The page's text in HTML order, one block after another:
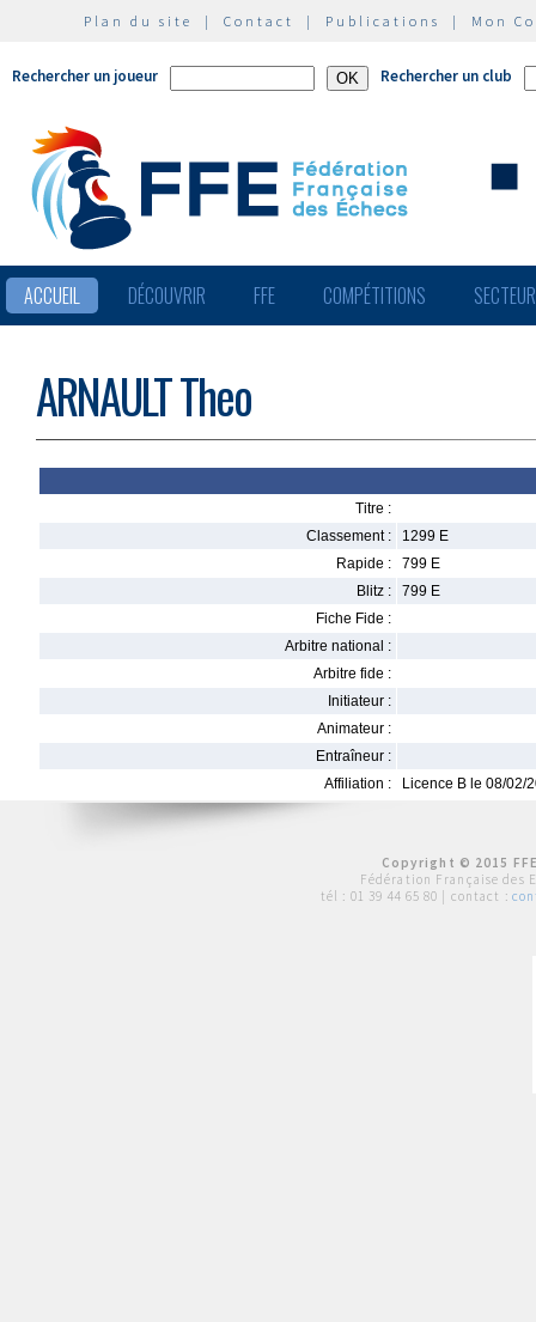
Plan du site | Contact | Publications | Mon
Rechercher un joueur Rechercher un club
ACCUEIL DÉCOUVRIR FFE COMPÉTITIONS
ARNAULT Theo
Titre :
Classement :
1299 E
Rapide :
799 E
Blitz :
799 E
Fiche Fide :
Arbitre national :
Arbitre fide :
Initiateur :
Animateur :
Entraîneur :
Affiliation :
Licence B le 08/02/
Copyright © 2015
Fédération Française des
tél : 01 39 44 65 80 | contact :